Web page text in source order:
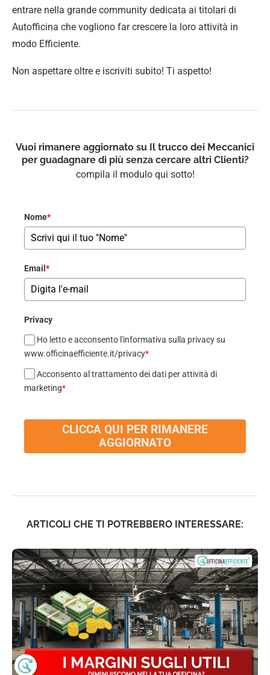
entrare nella grande community dedicata ai titolari di
Autofficina che vogliono far crescere la loro attività in
modo Efficiente.
Non aspettare oltre e iscriviti subito! Ti aspetto!
Vuoi rimanere aggiornato su Il trucco dei Meccanici
per guadagnare di più senza cercare altri Clienti?
compila il modulo qui sotto!
Nome*
Email *
Privacy
Ho letto e acconsento l'informativa sulla privacy su
www.officinaefficiente.it/privacy*
Acconsento al trattamento dei dati per attività di
marketing*
CLICCA QUI PER RIMANERE
AGGIORNATO
ARTICOLI CHE TI POTREBBERO INTERESSARE: